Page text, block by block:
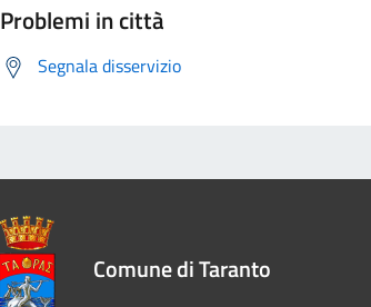
Problemi in città
Segnala disservizio
Comune di Taranto